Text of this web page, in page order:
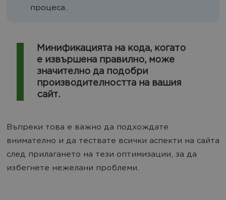
процеса.
Минификацията на кода, когато
е извършена правилно, може
значително да подобри
производителността на вашия
сайт.
Въпреки това е важно да подхождате
внимателно и да тествате всички аспекти на сайта
след прилагането на тези оптимизации, за да
избегнете нежелани проблеми.